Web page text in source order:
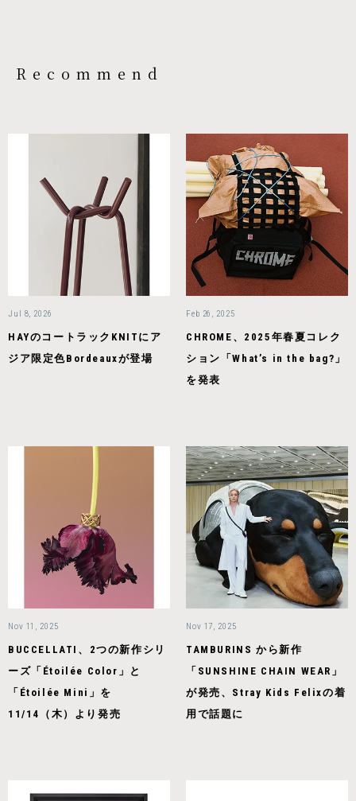
Recommend
Jul 8, 2026
HAYのコートラックKNITにア
ジア限定色Bordeauxが登場
Feb 26, 2025
CHROME、2025年春夏コレク
ション「What’s in the bag?」
を発表
Nov 11, 2025
BUCCELLATI、2つの新作シリ
ーズ「Étoilée Color」と
「Étoilée Mini」を
11/14（木）より発売
Nov 17, 2025
TAMBURINS から新作
「SUNSHINE CHAIN WEAR」
が発売、Stray Kids Felixの着
用で話題に